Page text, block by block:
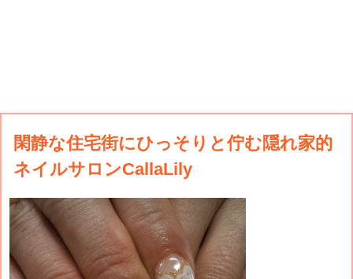
閑静な住宅街にひっそりと佇む隠れ家的
ネイルサロンCallaLily